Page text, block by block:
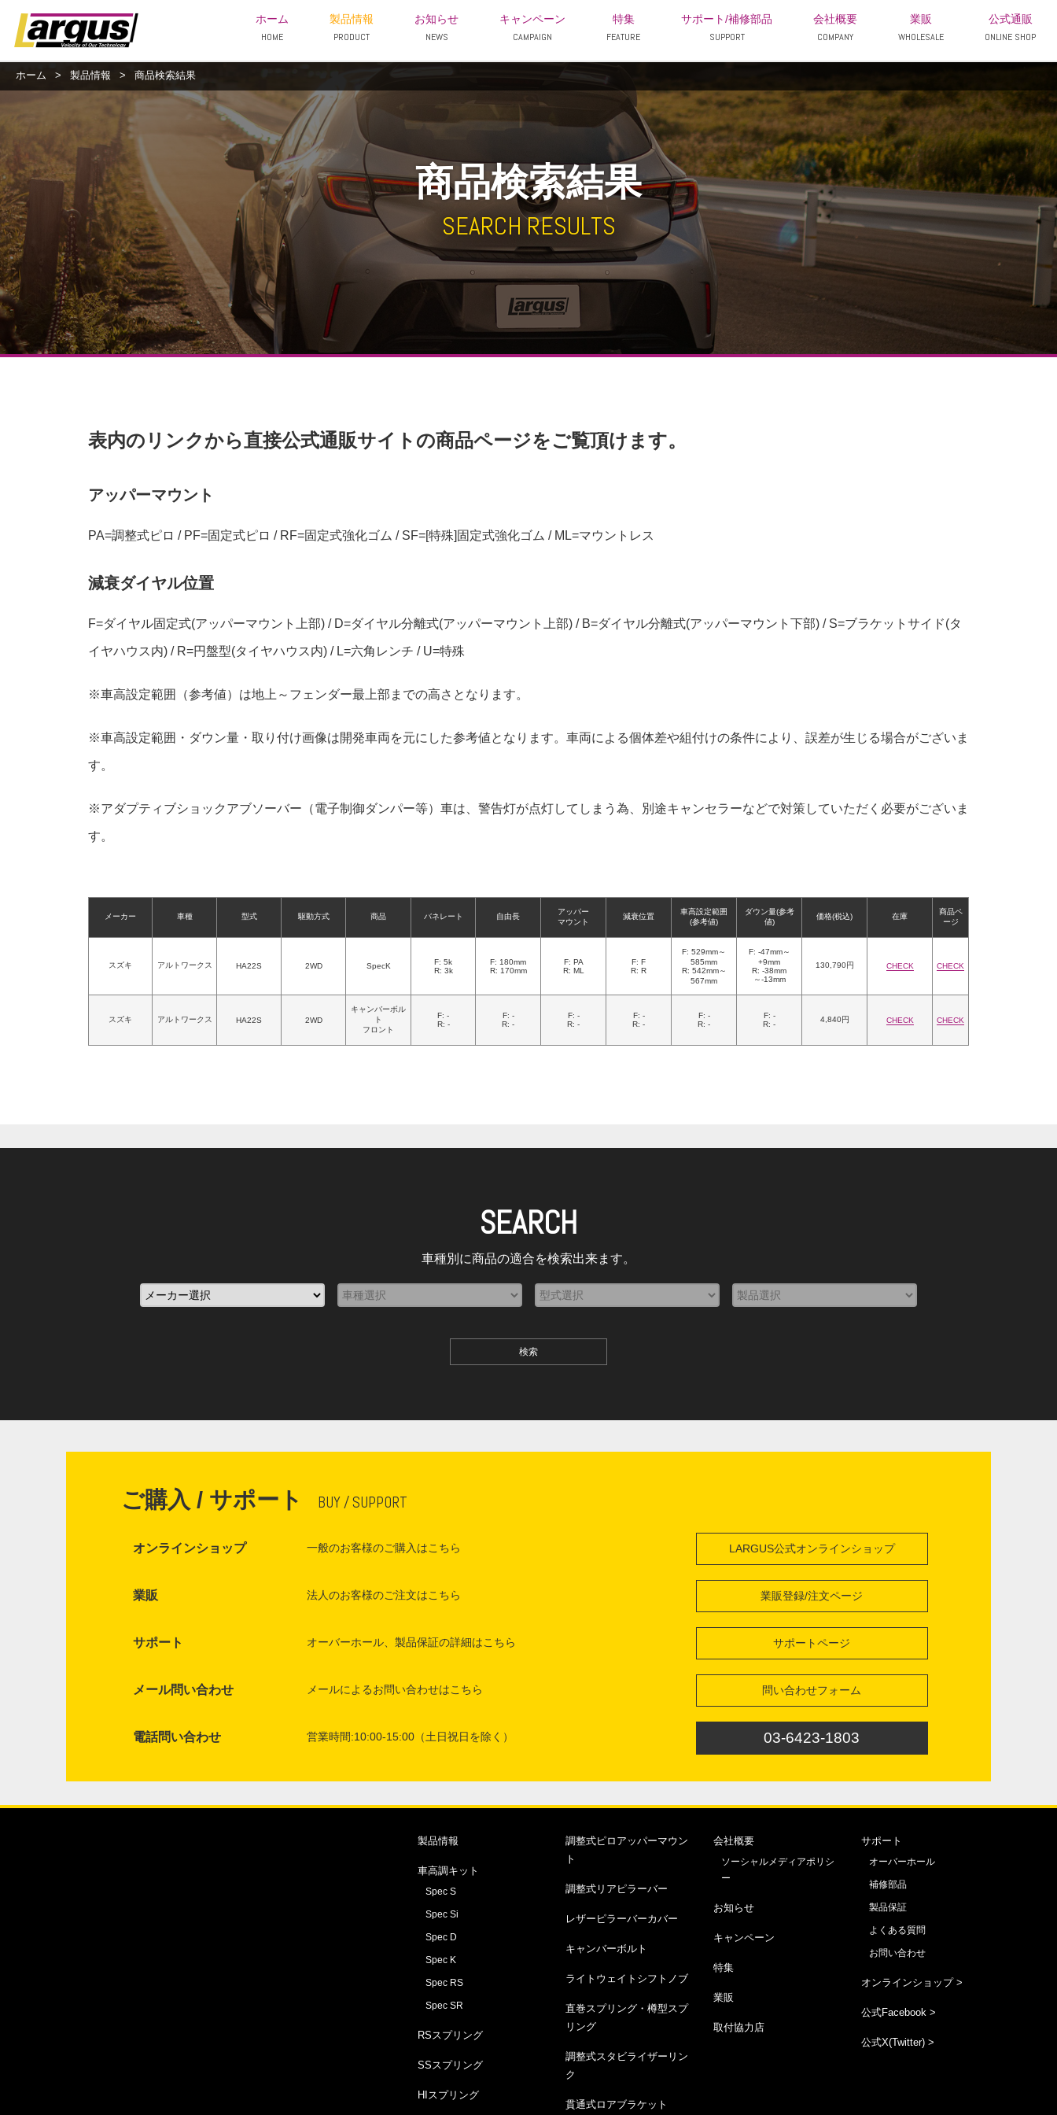
ホーム
HOME
製品情報
PRODUCT
お知らせ
NEWS
キャンペーン
CAMPAIGN
特集
FEATURE
サポート/補修部品
SUPPORT
会社概要
COMPANY
業販
WHOLESALE
公式通販
ONLINE SHOP
ホーム > 製品情報 > 商品検索結果
商品検索結果
SEARCH RESULTS
表内のリンクから直接公式通販サイトの商品ページをご覧頂けます。
アッパーマウント
PA=調整式ピロ / PF=固定式ピロ / RF=固定式強化ゴム / SF=[特殊]固定式強化ゴム / ML=マウントレス
減衰ダイヤル位置
F=ダイヤル固定式(アッパーマウント上部) / D=ダイヤル分離式(アッパーマウント上部) / B=ダイヤル分離式(アッパーマウント下部) / S=ブラケットサイド(タ
イヤハウス内) / R=円盤型(タイヤハウス内) / L=六角レンチ / U=特殊
※車高設定範囲（参考値）は地上～フェンダー最上部までの高さとなります。
※車高設定範囲・ダウン量・取り付け画像は開発車両を元にした参考値となります。車両による個体差や組付けの条件により、誤差が生じる場合がございま
す。
※アダプティブショックアブソーバー（電子制御ダンパー等）車は、警告灯が点灯してしまう為、別途キャンセラーなどで対策していただく必要がございま
す。
メーカー 車種 型式 駆動方式 商品 バネレート 自由長
アッパー
マウント
減衰位置
車高設定範囲
(参考値)
ダウン量(参考
値)
価格(税込) 在庫
商品ペ
ージ
スズキ アルトワークス HA22S 2WD SpecK
F: 5k
R: 3k
F: 180mm
R: 170mm
F: PA
R: ML
F: F
R: R
F: 529mm～
585mm
R: 542mm～
567mm
F: -47mm～
+9mm
R: -38mm
～-13mm
130,790円 CHECK CHECK
スズキ アルトワークス HA22S 2WD
キャンバーボル
ト
フロント
F: -
R: -
F: -
R: -
F: -
R: -
F: -
R: -
F: -
R: -
F: -
R: -
4,840円 CHECK CHECK
SEARCH
車種別に商品の適合を検索出来ます。
ご購入 / サポート BUY / SUPPORT
オンラインショップ 一般のお客様のご購入はこちら LARGUS公式オンラインショップ
業販 法人のお客様のご注文はこちら 業販登録/注文ページ
サポート オーバーホール、製品保証の詳細はこちら サポートページ
メール問い合わせ メールによるお問い合わせはこちら 問い合わせフォーム
電話問い合わせ 営業時間:10:00-15:00（土日祝日を除く） 03-6423-1803
製品情報
車高調キット
Spec S
Spec Si
Spec D
Spec K
Spec RS
Spec SR
RSスプリング
SSスプリング
HIスプリング
調整式ピロアッパーマウン
ト
調整式リアピラーバー
レザーピラーバーカバー
キャンバーボルト
ライトウェイトシフトノブ
直巻スプリング・樽型スプ
リング
調整式スタビライザーリン
ク
貫通式ロアブラケット
会社概要
ソーシャルメディアポリシ
ー
お知らせ
キャンペーン
特集
業販
取付協力店
サポート
オーバーホール
補修部品
製品保証
よくある質問
お問い合わせ
オンラインショップ >
公式Facebook >
公式X(Twitter) >